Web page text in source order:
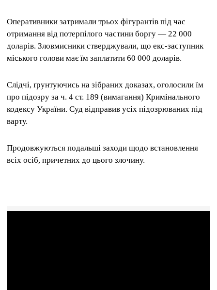
Оперативники затримали трьох фігурантів під час
отримання від потерпілого частини боргу — 22 000
доларів. Зловмисники стверджували, що екс-заступник
міського голови має їм заплатити 60 000 доларів.
Слідчі, ґрунтуючись на зібраних доказах, оголосили їм
про підозру за ч. 4 ст. 189 (вимагання) Кримінального
кодексу України. Суд відправив усіх підозрюваних під
варту.
Продовжуються подальші заходи щодо встановлення
всіх осіб, причетних до цього злочину.